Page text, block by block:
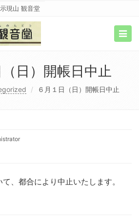
現山 観音堂
（日）開帳日中止
６月１日（日）開帳日中止
、都合により中止いたします。